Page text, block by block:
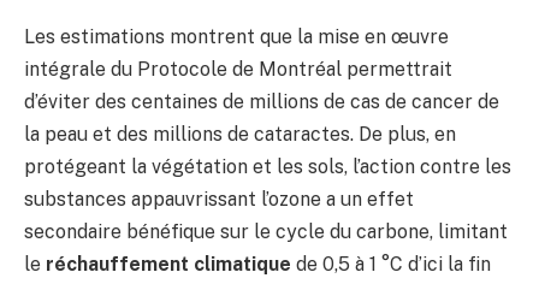
Les estimations montrent que la mise en œuvre
intégrale du Protocole de Montréal permettrait
d’éviter des centaines de millions de cas de cancer de
la peau et des millions de cataractes. De plus, en
protégeant la végétation et les sols, l’action contre les
substances appauvrissant l’ozone a un effet
secondaire bénéfique sur le cycle du carbone, limitant
le réchauffement climatique de 0,5 à 1 °C d’ici la fin